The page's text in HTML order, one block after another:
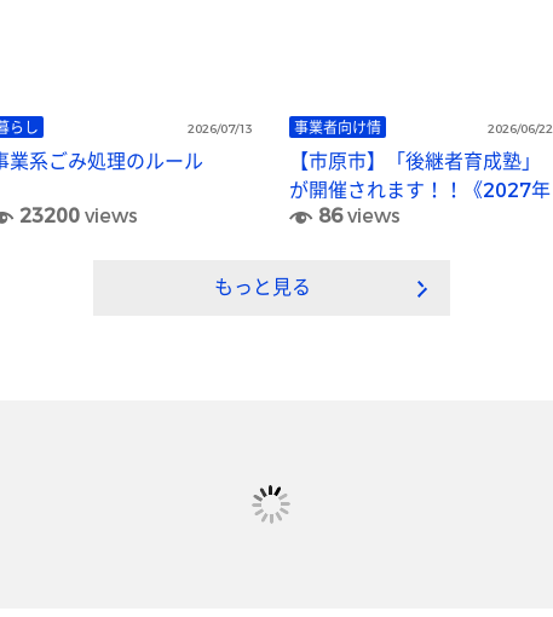
らし 2026/07/13
業系ごみ処理のルール
23200 views
事業者向け情 2026/06/22
【市原市】「後継者育成塾」
が開催されます！！《2027年
1月13日/1月27日/2月10日
86views
もっと見る